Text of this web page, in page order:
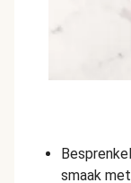
smaak